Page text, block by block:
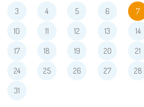
3 4 5 6 7
10 11 12 13 14
17 18 19 20 21
24 25 26 27 28
31